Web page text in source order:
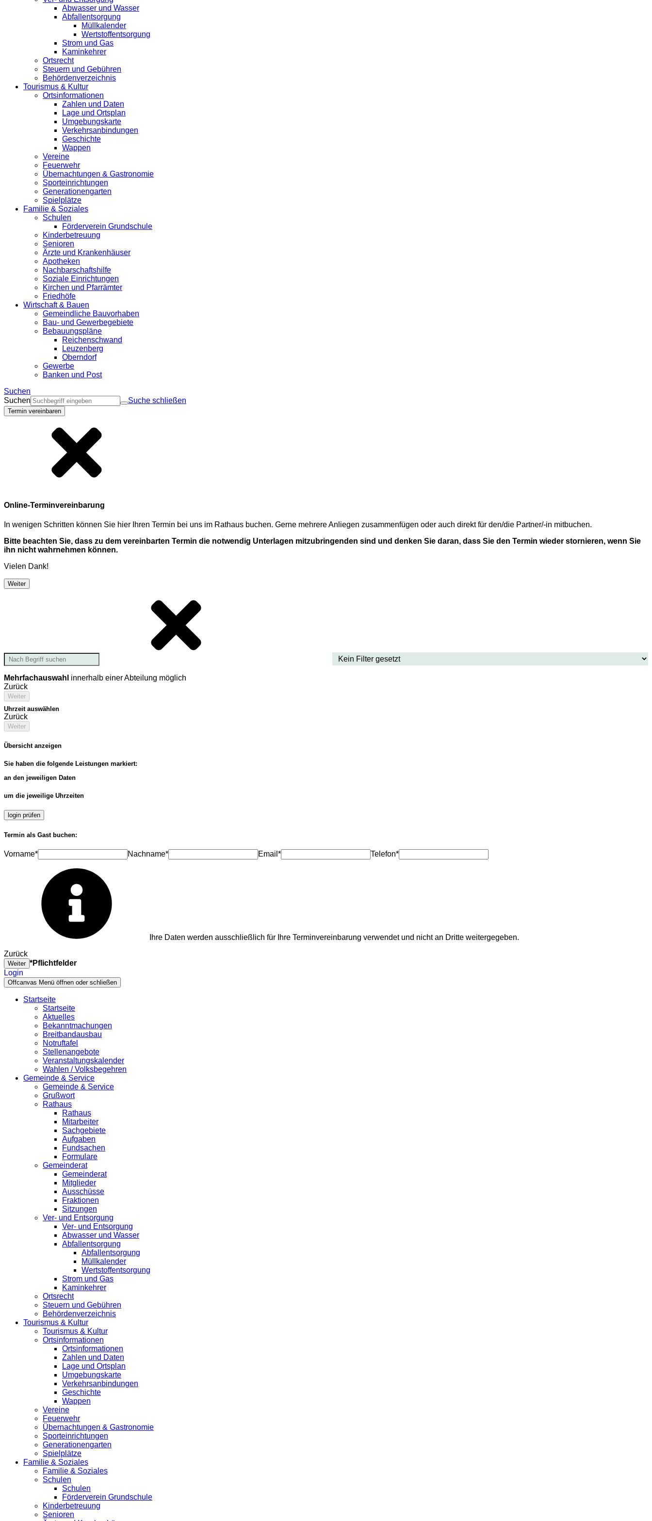
Abwasser und Wasser
Abfallentsorgung
Müllkalender
Wertstoffentsorgung
Strom und Gas
Kaminkehrer
Ortsrecht
Steuern und Gebühren
Behördenverzeichnis
Tourismus & Kultur
Ortsinformationen
Zahlen und Daten
Lage und Ortsplan
Umgebungskarte
Verkehrsanbindungen
Geschichte
Wappen
Vereine
Feuerwehr
Übernachtungen & Gastronomie
Sporteinrichtungen
Generationengarten
Spielplätze
Familie & Soziales
Schulen
Förderverein Grundschule
Kinderbetreuung
Senioren
Ärzte und Krankenhäuser
Apotheken
Nachbarschaftshilfe
Soziale Einrichtungen
Kirchen und Pfarrämter
Friedhöfe
Wirtschaft & Bauen
Gemeindliche Bauvorhaben
Bau- und Gewerbegebiete
Bebauungspläne
Reichenschwand
Leuzenberg
Oberndorf
Gewerbe
Banken und Post
Suchen
Suchen
Suche schließen
Termin vereinbaren
Online-Terminvereinbarung
In wenigen Schritten können Sie hier Ihren Termin bei uns im Rathaus buchen. Gerne mehrere Anliegen zusammenfügen oder auch direkt für den/die Partner/-in mitbuchen.
Bitte beachten Sie, dass zu dem vereinbarten Termin die notwendig Unterlagen mitzubringenden sind und denken Sie daran, dass Sie den Termin wieder stornieren, wenn Sie
ihn nicht wahrnehmen können.
Vielen Dank!
Weiter
Mehrfachauswahl innerhalb einer Abteilung möglich
Zurück
Weiter
Uhrzeit auswählen
Zurück
Weiter
Übersicht anzeigen
Sie haben die folgende Leistungen markiert:
an den jeweiligen Daten
um die jeweilige Uhrzeiten
login prüfen
Termin als Gast buchen:
Vorname* Nachname* Email* Telefon*
Ihre Daten werden ausschließlich für Ihre Terminvereinbarung verwendet und nicht an Dritte weitergegeben.
Zurück
Weiter *Pflichtfelder
Login
Offcanvas Menü öffnen oder schließen
Startseite
Startseite
Aktuelles
Bekanntmachungen
Breitbandausbau
Notruftafel
Stellenangebote
Veranstaltungskalender
Wahlen / Volksbegehren
Gemeinde & Service
Gemeinde & Service
Grußwort
Rathaus
Rathaus
Mitarbeiter
Sachgebiete
Aufgaben
Fundsachen
Formulare
Gemeinderat
Gemeinderat
Mitglieder
Ausschüsse
Fraktionen
Sitzungen
Ver- und Entsorgung
Ver- und Entsorgung
Abwasser und Wasser
Abfallentsorgung
Abfallentsorgung
Müllkalender
Wertstoffentsorgung
Strom und Gas
Kaminkehrer
Ortsrecht
Steuern und Gebühren
Behördenverzeichnis
Tourismus & Kultur
Tourismus & Kultur
Ortsinformationen
Ortsinformationen
Zahlen und Daten
Lage und Ortsplan
Umgebungskarte
Verkehrsanbindungen
Geschichte
Wappen
Vereine
Feuerwehr
Übernachtungen & Gastronomie
Sporteinrichtungen
Generationengarten
Spielplätze
Familie & Soziales
Familie & Soziales
Schulen
Schulen
Förderverein Grundschule
Kinderbetreuung
Senioren